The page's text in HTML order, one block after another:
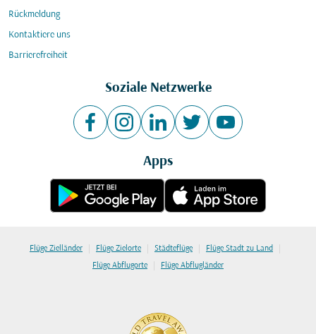
Rückmeldung
Kontaktiere uns
Barrierefreiheit
Soziale Netzwerke
Apps
Flüge Zielländer | Flüge Zielorte | Städteflüge | Flüge Stadt zu Land |
Flüge Abflugorte | Flüge Abflugländer